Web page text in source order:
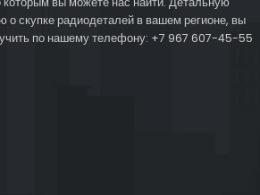
о скупке радиодеталей в вашем регионе, вы
по нашему телефону: +7 967 607-45-55